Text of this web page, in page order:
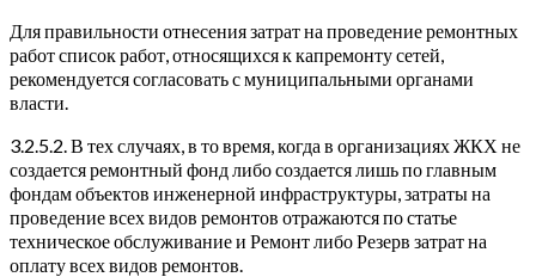
Для правильности отнесения затрат на проведение ремонтных
работ список работ, относящихся к капремонту сетей,
рекомендуется согласовать с муниципальными органами
власти.
3.2.5.2. В тех случаях, в то время, когда в организациях ЖКХ не
создается ремонтный фонд либо создается лишь по главным
фондам объектов инженерной инфраструктуры, затраты на
проведение всех видов ремонтов отражаются по статье
техническое обслуживание и Ремонт либо Резерв затрат на
оплату всех видов ремонтов.